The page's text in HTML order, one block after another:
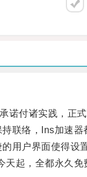
付诸实践，正式
络，Ins加速器
户界面使得设置
起，全都永久免